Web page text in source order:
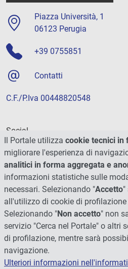
Piazza Università, 1
06123 Perugia
+39 0755851
Contatti
C.F./P.Iva 00448820548
Social
Il Portale utilizza cookie tecnici in
migliorare l'esperienza di
analitici in forma aggregata e
informazioni statistiche sulle
necessari. Selezionando "Accetto"
all'utilizzo di cookie di profilazione
Selezionando "Non accetto" non
servizio "Cerca nel Portale" o altri
di profilazione, mentre sarà
navigazione.
Ulteriori informazioni